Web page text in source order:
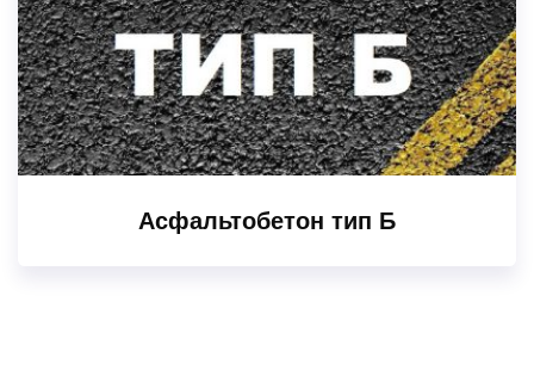
Асфальтобетон тип Б